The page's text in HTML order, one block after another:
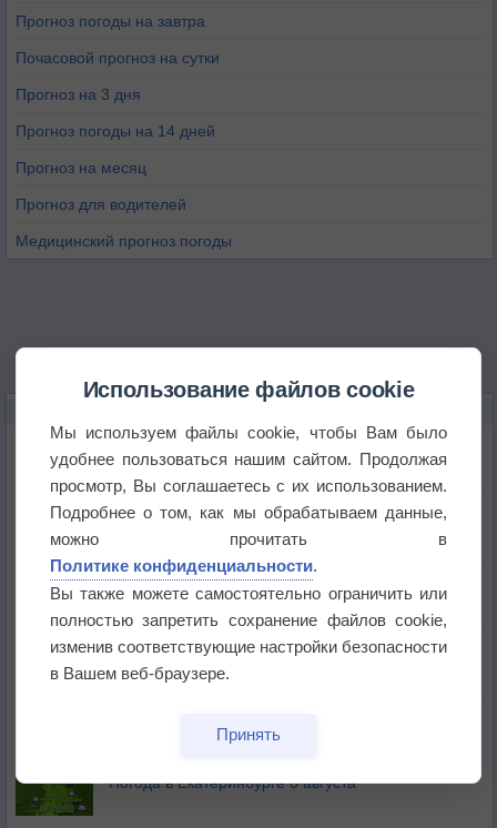
Прогноз погоды на завтра
Почасовой прогноз на сутки
Прогноз на 3 дня
Прогноз погоды на 14 дней
Прогноз на месяц
Прогноз для водителей
Медицинский прогноз погоды
Космическая погода и транспорт
Приложение построит маршрут через тень
Атмосфера начала замерзать
В Приморье обнаружены морские волны тепла
Погода в Екатеринбурге 6 августа
Использование файлов cookie
Мы используем файлы cookie, чтобы Вам было
удобнее пользоваться нашим сайтом. Продолжая
просмотр, Вы соглашаетесь с их использованием.
Подробнее о том, как мы обрабатываем данные,
можно прочитать в
Политике конфиденциальности.
Вы также можете самостоятельно ограничить или
полностью запретить сохранение файлов cookie,
изменив соответствующие настройки безопасности
в Вашем веб-браузере.
Принять